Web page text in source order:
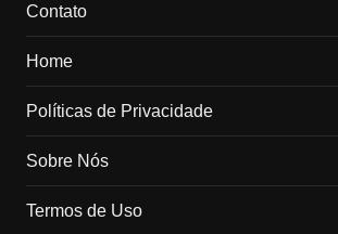
Contato
Home
Políticas de Privacidade
Sobre Nós
Termos de Uso